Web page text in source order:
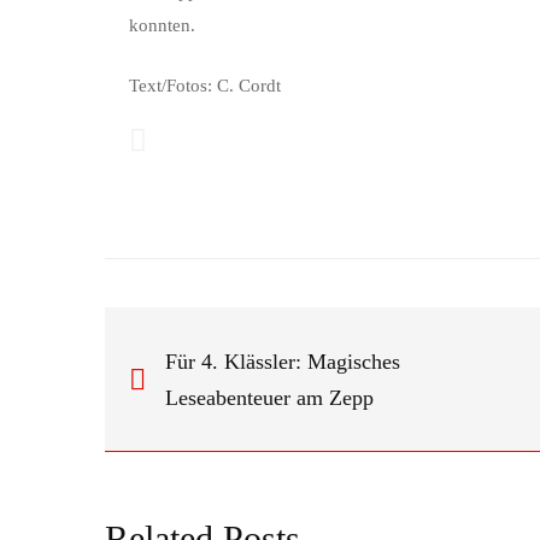
konnten.
Text/Fotos: C. Cordt
Für 4. Klässler: Magisches
Leseabenteuer am Zepp